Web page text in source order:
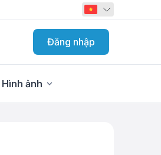
Đăng nhập
Hình ảnh